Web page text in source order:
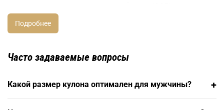
кресты Morellato из серебра с чернением, массивные символы
Pianegonda для смелых образов.
Выбор цепочки и длина ношения
Стальные цепи толщиной 3-5 мм подходят для массивных
Часто задаваемые вопросы
Какой размер кулона оптимален для мужчины? +